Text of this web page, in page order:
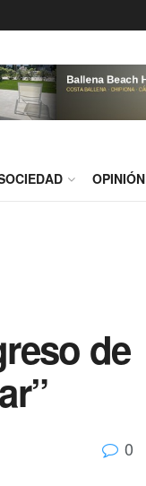
OPINIÓN
de
0